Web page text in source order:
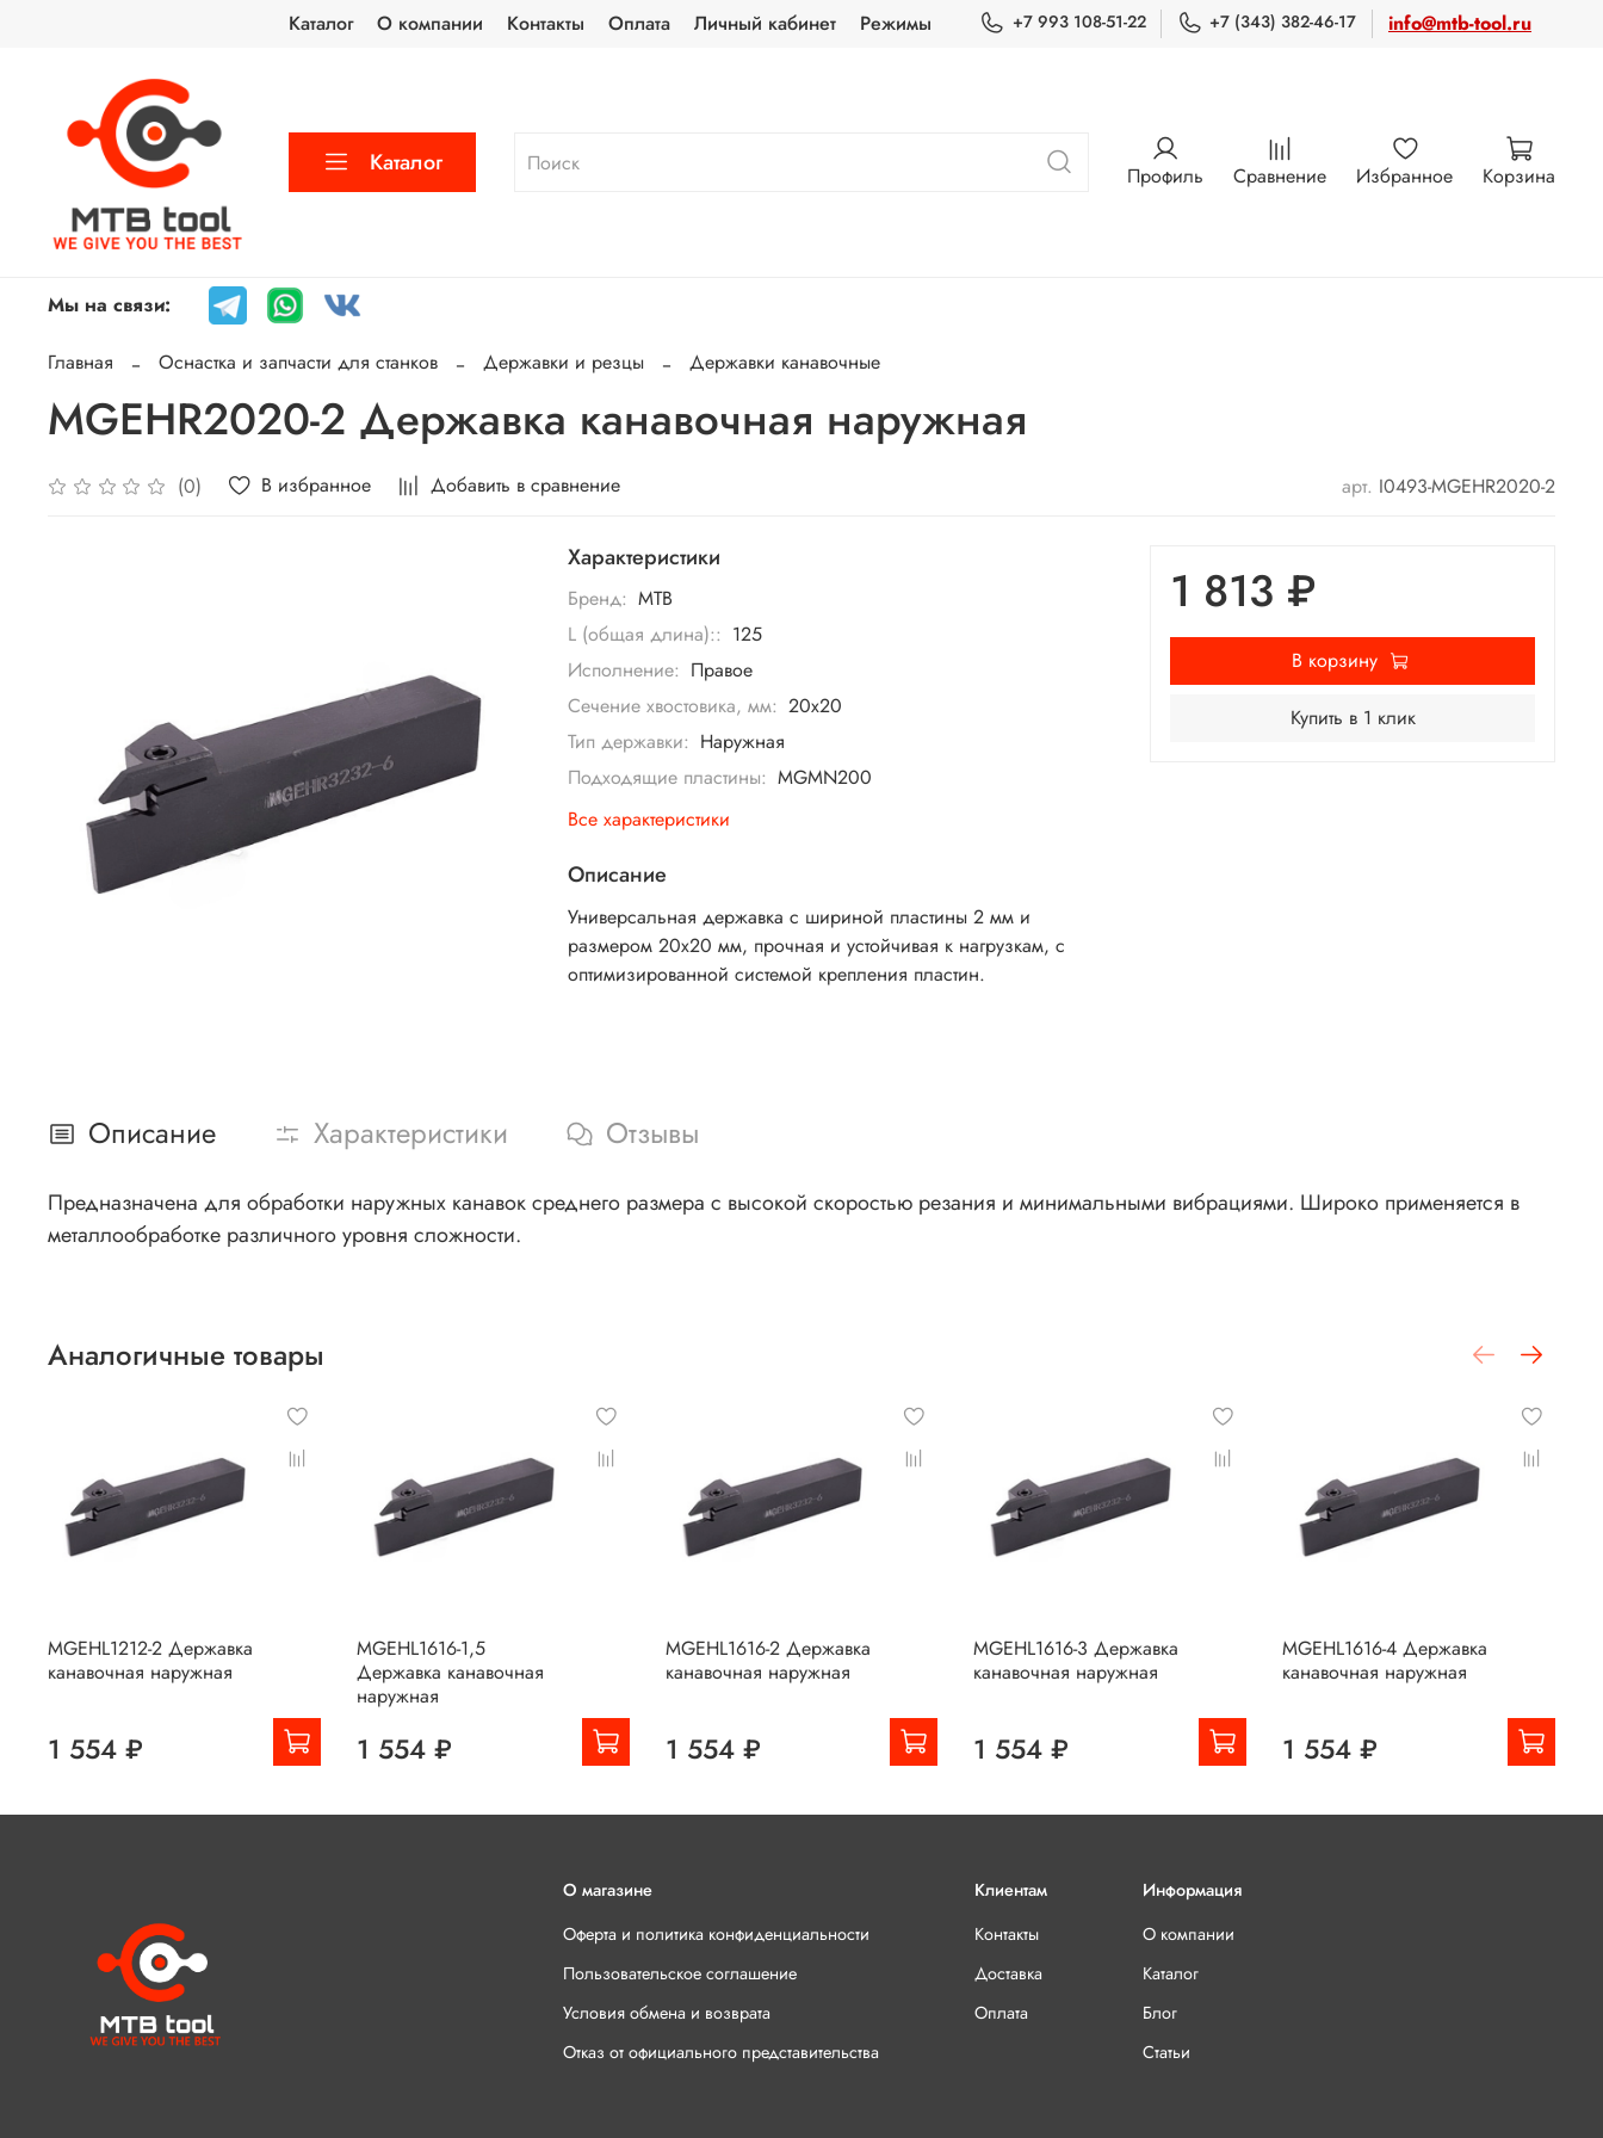
Каталог О компании Контакты Оплата Личный кабинет Режимы +7 993 108-51-22 +7 (343) 382-46-17 info@mtb-tool.ru
Каталог Профиль Сравнение Избранное Корзина
Мы на связи:
Главная Оснастка и запчасти для станков Державки и резцы Державки канавочные
MGEHR2020-2 Державка канавочная наружная
(0) В избранное Добавить в сравнение арт. I0493-MGEHR2020-2
Характеристики
Бренд: MTB
L (общая длина):: 125
Исполнение: Правое
Сечение хвостовика, мм: 20x20
Тип державки: Наружная
Подходящие пластины: MGMN200
Все характеристики
Описание
Универсальная державка с шириной пластины 2 мм и
размером 20х20 мм, прочная и устойчивая к нагрузкам, с
оптимизированной системой крепления пластин.
1 813 ₽
В корзину
Купить в 1 клик
Описание Характеристики Отзывы
Предназначена для обработки наружных канавок среднего размера с высокой скоростью резания и минимальными вибрациями. Широко применяется в
металлообработке различного уровня сложности.
Аналогичные товары
MGEHL1212-2 Державка
канавочная наружная
1 554 ₽
MGEHL1616-1,5
Державка канавочная
наружная
1 554 ₽
MGEHL1616-2 Державка
канавочная наружная
1 554 ₽
MGEHL1616-3 Державка
канавочная наружная
1 554 ₽
MGEHL1616-4 Державка
канавочная наружная
1 554 ₽
О магазине
Оферта и политика конфиденциальности
Пользовательское соглашение
Условия обмена и возврата
Отказ от официального представительства
Клиентам
Контакты
Доставка
Оплата
Информация
О компании
Каталог
Блог
Статьи